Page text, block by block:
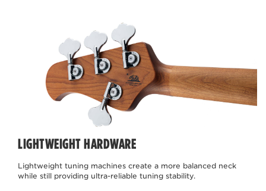
LIGHTWEIGHT HARDWARE
Lightweight tuning machines create a more balanced neck
while still providing ultra-reliable tuning stability.